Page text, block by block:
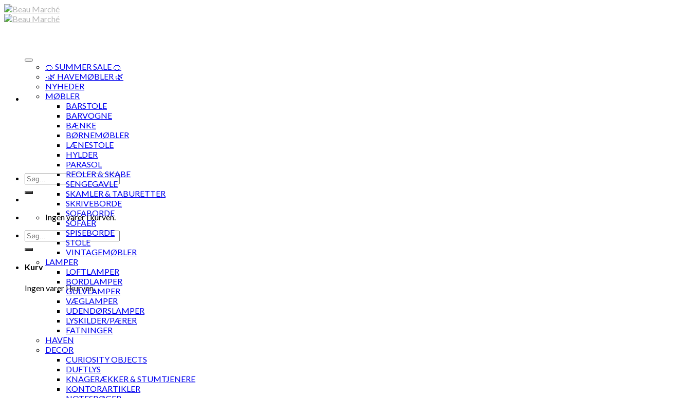
Skip
to
Søg
efter:
Ingen varer i kurven.
Søg
efter:
Kurv
Ingen varer i kurven.
🍊 SUMMER SALE 🍊
·🌿 HAVEMØBLER 🌿
NYHEDER
MØBLER
BARSTOLE
BARVOGNE
BÆNKE
BØRNEMØBLER
LÆNESTOLE
HYLDER
PARASOL
REOLER & SKABE
SENGEGAVLE
SKAMLER & TABURETTER
SKRIVEBORDE
SOFABORDE
SOFAER
SPISEBORDE
STOLE
VINTAGEMØBLER
LAMPER
LOFTLAMPER
BORDLAMPER
GULVLAMPER
VÆGLAMPER
UDENDØRSLAMPER
LYSKILDER/PÆRER
FATNINGER
HAVEN
DECOR
CURIOSITY OBJECTS
DUFTLYS
KNAGERÆKKER & STUMTJENERE
KONTORARTIKLER